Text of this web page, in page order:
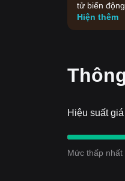
tử biến
Hiện thêm
Hiệu suất
Mức thấp